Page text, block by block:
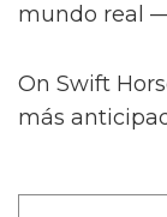
mundo real
On Swift
más